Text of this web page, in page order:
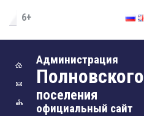
6+
Администрация
Полновского
поселения
официальный сайт